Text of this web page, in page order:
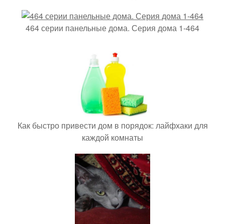
464 серии панельные дома. Серия дома 1-464
Как быстро привести дом в порядок: лайфхаки для
каждой комнаты